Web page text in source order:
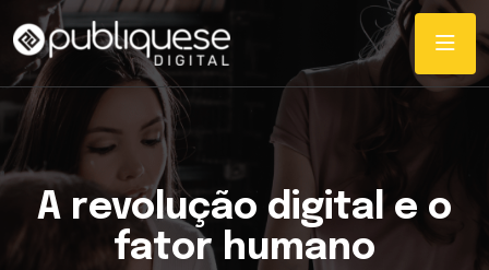
A revolução digital e o
fator humano